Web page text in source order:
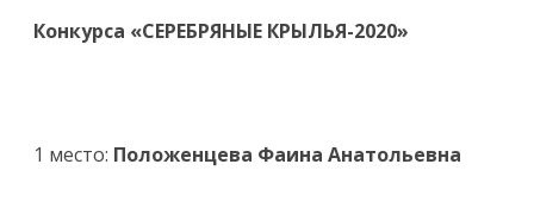
Конкурса «СЕРЕБРЯНЫЕ КРЫЛЬЯ-2020»
1 место: Положенцева Фаина Анатольевна